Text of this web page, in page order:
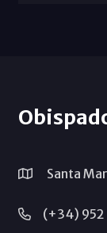
Santa
(+34) 952